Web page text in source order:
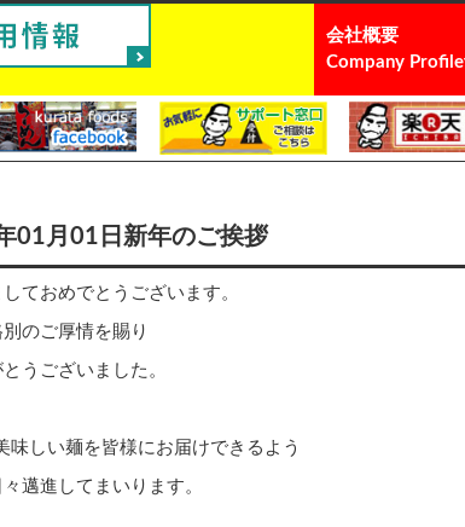
会社概要
Company Profile
01月01日新年のご挨拶
ておめでとうございます。
別のご厚情を賜り
うございました。
味しい麺を皆様にお届けできるよう
邁進してまいります。